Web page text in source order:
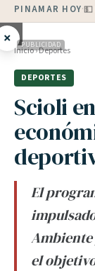
PINAMAR HOY·💵
× PUBLICIDAD
Inicio›Deportes
DEPORTES
Scioli
El
Ambiente
el